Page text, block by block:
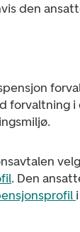
den
forvaltning i
. Den